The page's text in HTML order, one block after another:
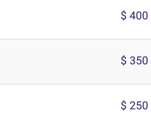
400 $
350 $
250 $